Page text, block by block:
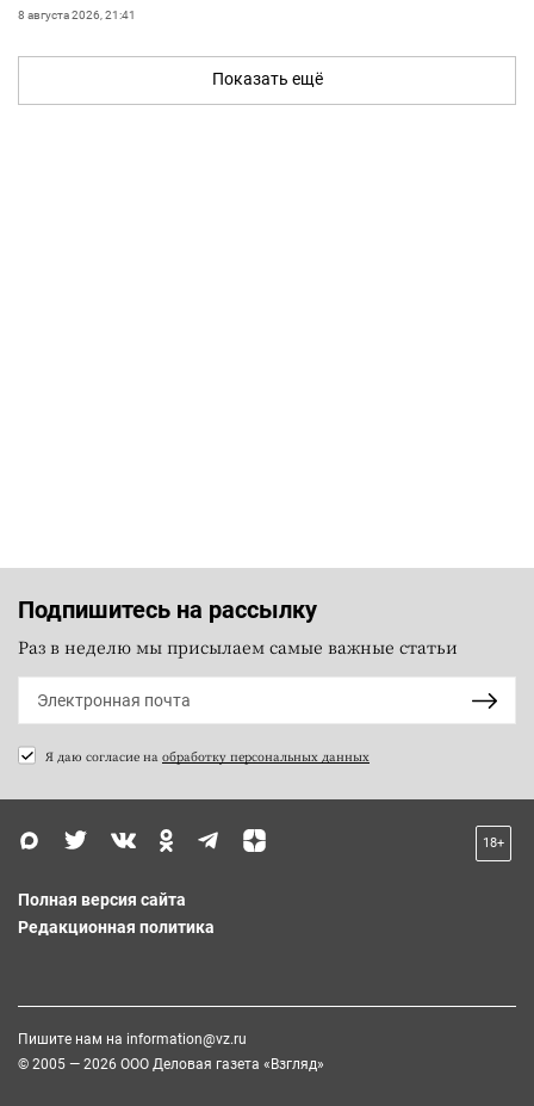
8 августа 2026, 21:41
Показать ещё
Подпишитесь на рассылку
Раз в неделю мы присылаем самые важные статьи
Я даю согласие на обработку персональных данных
18+
Полная версия сайта
Редакционная политика
Пишите нам на information@vz.ru
© 2005 — 2026 ООО Деловая газета «Взгляд»